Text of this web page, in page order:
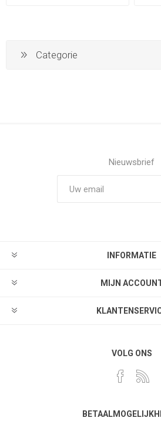
Categorie
Nieuwsbrief
INFORMATIE
MIJN
VOLG ONS